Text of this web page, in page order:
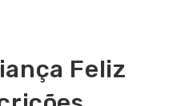
Feliz